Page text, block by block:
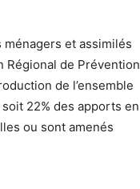
et assimilés
Régional de Prévention
de l’ensemble
22% des apports en
ou sont amenés